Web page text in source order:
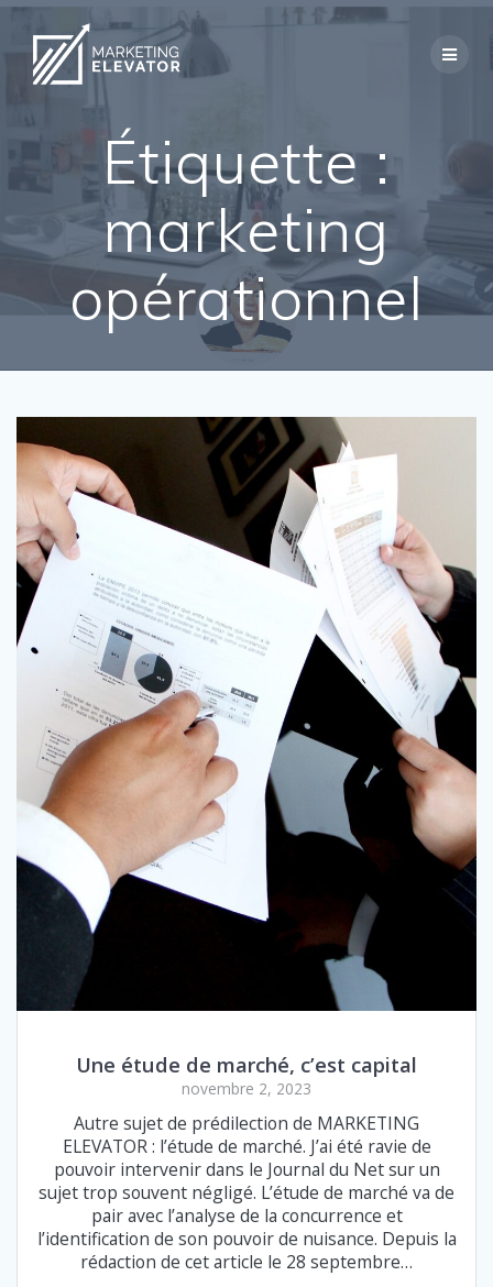
Étiquette :
marketing
opérationnel
Une étude de marché, c’est capital
novembre 2, 2023
Autre sujet de prédilection de MARKETING
ELEVATOR : l’étude de marché. J’ai été ravie de
pouvoir intervenir dans le Journal du Net sur un
sujet trop souvent négligé. L’étude de marché va de
pair avec l’analyse de la concurrence et
l’identification de son pouvoir de nuisance. Depuis la
rédaction de cet article le 28 septembre…